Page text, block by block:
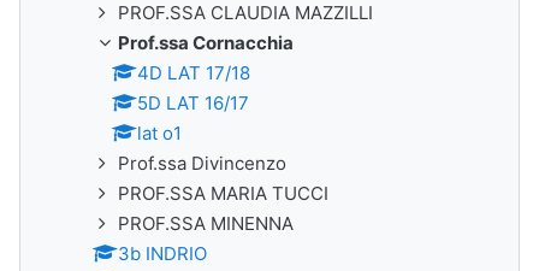
PROF.SSA CLAUDIA MAZZILLI
Prof.ssa Cornacchia
4D LAT 17/18
5D LAT 16/17
lat o1
Prof.ssa Divincenzo
PROF.SSA MARIA TUCCI
PROF.SSA MINENNA
3b INDRIO